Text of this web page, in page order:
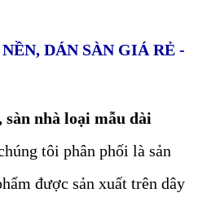
DÁN SÀN GIÁ RẺ -
sàn nhà loại mẫu dài
tôi phân phối là sản
được sản xuất trên dây